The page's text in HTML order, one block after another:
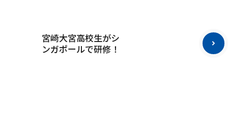
宮崎大宮高校生がシ
ンガポールで研修！